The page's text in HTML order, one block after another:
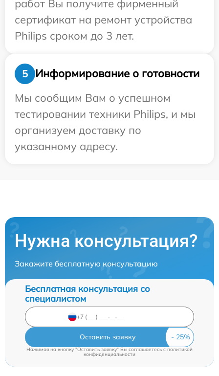
работ Вы получите фирменный
сертификат на ремонт устройства
Philips сроком до 3 лет.
5
Информирование о готовности
Мы сообщим Вам о успешном
тестировании техники Philips, и мы
организуем доставку по
указанному адресу.
Нужна консультация?
Закажите бесплатную консультацию
Бесплатная консультация со
специалистом
Оставить заявку
Нажимая на кнопку "Оставить заявку" Вы соглашаетесь cполитикой
конфиденциальности